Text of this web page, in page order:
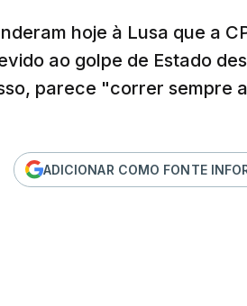
hoje à Lusa que a
ao golpe de Estado
parece "correr sempre
ADICIONAR COMO FONTE